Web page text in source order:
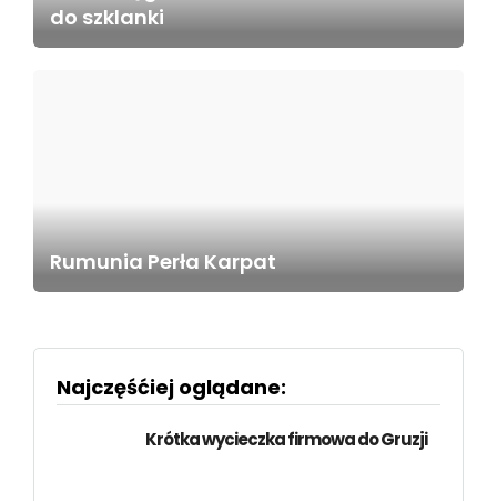
do szklanki
Rumunia Perła Karpat
Najczęśćiej oglądane:
Krótka wycieczka firmowa do Gruzji